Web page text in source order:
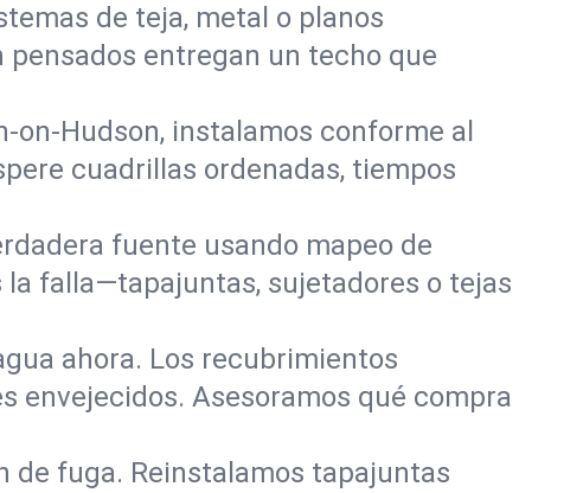
de teja, metal o planos
entregan un techo que
on-Hudson, instalamos conforme al
cuadrillas ordenadas, tiempos
fuente usando mapeo de
la falla—tapajuntas, sujetadores o tejas
ahora. Los recubrimientos
envejecidos. Asesoramos qué compra
de fuga. Reinstalamos tapajuntas